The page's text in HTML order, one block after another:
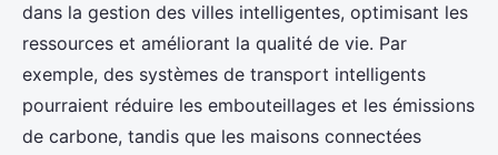
dans la gestion des villes intelligentes, optimisant les
ressources et améliorant la qualité de vie. Par
exemple, des systèmes de transport intelligents
pourraient réduire les embouteillages et les émissions
de carbone, tandis que les maisons connectées